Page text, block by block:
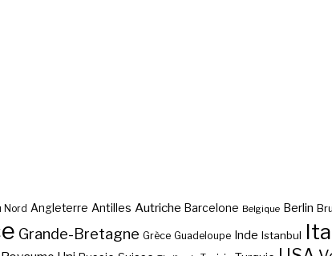
Nord Angleterre Antilles Autriche Barcelone Belgique Berlin
Grande-Bretagne Grèce Guadeloupe Inde Istanbul